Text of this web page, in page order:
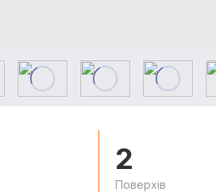
2
Поверхів